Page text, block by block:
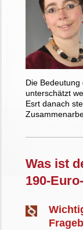
Die
unterschätzt
Esrt danach
Was ist
190-